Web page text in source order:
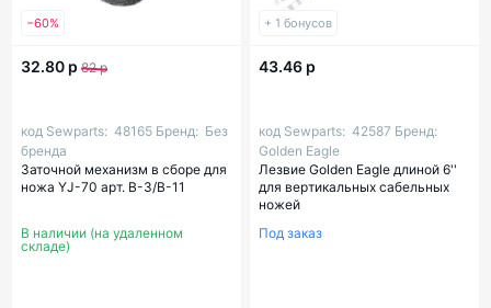
−60%
32.80 р82 р
код Sewparts: 48165 Бренд: Без
бренда
Заточной механизм в сборе для
ножа YJ-70 арт. B-3/В-11
В наличии (на удаленном
складе)
+ 1 бонусов
43.46 р
код Sewparts: 42587 Бренд:
Golden Eagle
Лезвие Golden Eagle длиной 6''
для вертикальных сабельных
ножей
Под заказ